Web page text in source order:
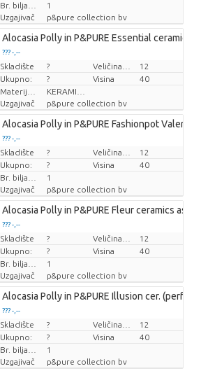
1
Uzgajivač
p&pure collection bv
Alocasia Polly in P&PURE Essential ceramics
??? -,--
Cijena po komadu
Skladište ?
12
Ukupno:
? Visina
40
Uzgajivač
p&pure collection bv
Alocasia Polly in P&PURE Fashionpot Valerie
??? -,--
Cijena po komadu
Skladište ?
12
Ukupno:
? Visina
40
1
Uzgajivač
p&pure collection bv
Alocasia Polly in P&PURE Fleur ceramics ass. 3
??? -,--
Cijena po komadu
Skladište ?
12
Ukupno:
? Visina
40
1
Uzgajivač
p&pure collection bv
Alocasia Polly in P&PURE Illusion cer.
??? -,--
Cijena po komadu
Skladište ?
12
Ukupno:
? Visina
40
1
Uzgajivač
p&pure collection bv